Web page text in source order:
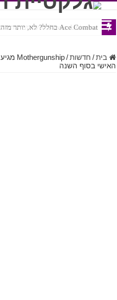
Ace Combat בחלל? לא, יותר מזה. ביקורת המשחק Chorus
Steven Universe והשירים שתורגמו בצורה נוראית לעברית
בית / חדשות /
האישי בסוף השנה